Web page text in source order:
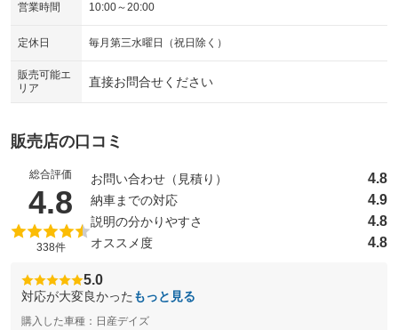
営業時間 10:00～20:00
定休日 毎月第三水曜日（祝日除く）
販売可能エ
リア
直接お問合せください
販売店の口コミ
総合評価
4.8 （5点満点中）
338件
お問い合わせ（見積り） 4.8
納車までの対応 4.9
説明の分かりやすさ 4.8
オススメ度 4.8
5.0
対応が大変良かった もっと見る
購入した車種：日産デイズ